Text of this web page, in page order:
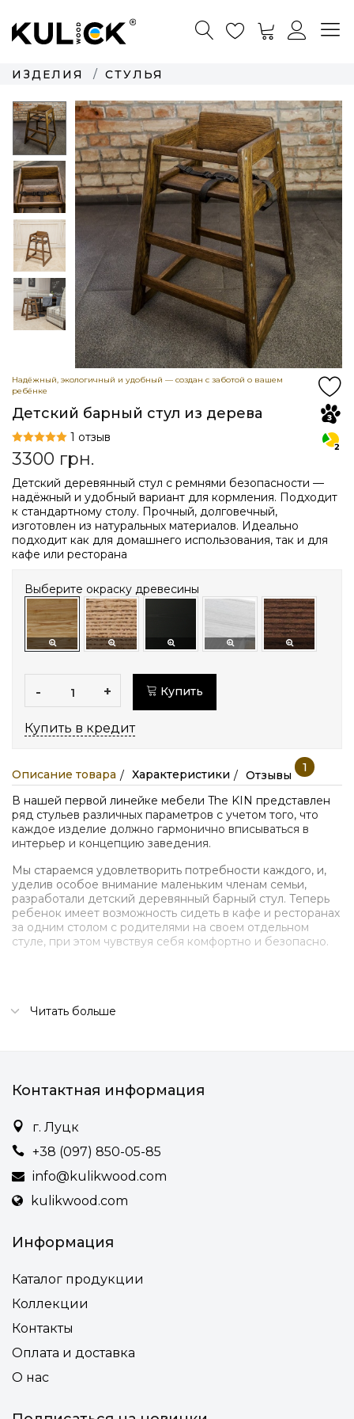
ИЗДЕЛИЯ СТУЛЬЯ
Надёжный, экологичный и удобный — создан с заботой о вашем
ребёнке
Детский барный стул из дерева
1 отзыв
3300 грн.
Детский деревянный стул с ремнями безопасности —
надёжный и удобный вариант для кормления. Подходит
к стандартному столу. Прочный, долговечный,
изготовлен из натуральных материалов. Идеально
подходит как для домашнего использования, так и для
кафе или ресторана
Выберите окраску древесины
- + Купить
Купить в кредит
Описание товара Характеристики Отзывы
1
В нашей первой линейке мебели The KIN представлен
ряд стульев различных параметров с учетом того, что
каждое изделие должно гармонично вписываться в
интерьер и концепцию заведения.
Мы стараемся удовлетворить потребности каждого, и,
уделив особое внимание маленьким членам семьи,
разработали детский деревянный барный стул. Теперь
ребенок имеет возможность сидеть в кафе и ресторанах
за одним столом с родителями на своем отдельном
стуле, при этом чувствуя себя комфортно и безопасно.
масло-воск
Читать больше
Контактная информация
г. Луцк
+38 (097) 850-05-85
info@kulikwood.com
kulikwood.com
Информация
Каталог продукции
Коллекции
Контакты
Оплата и доставка
О нас